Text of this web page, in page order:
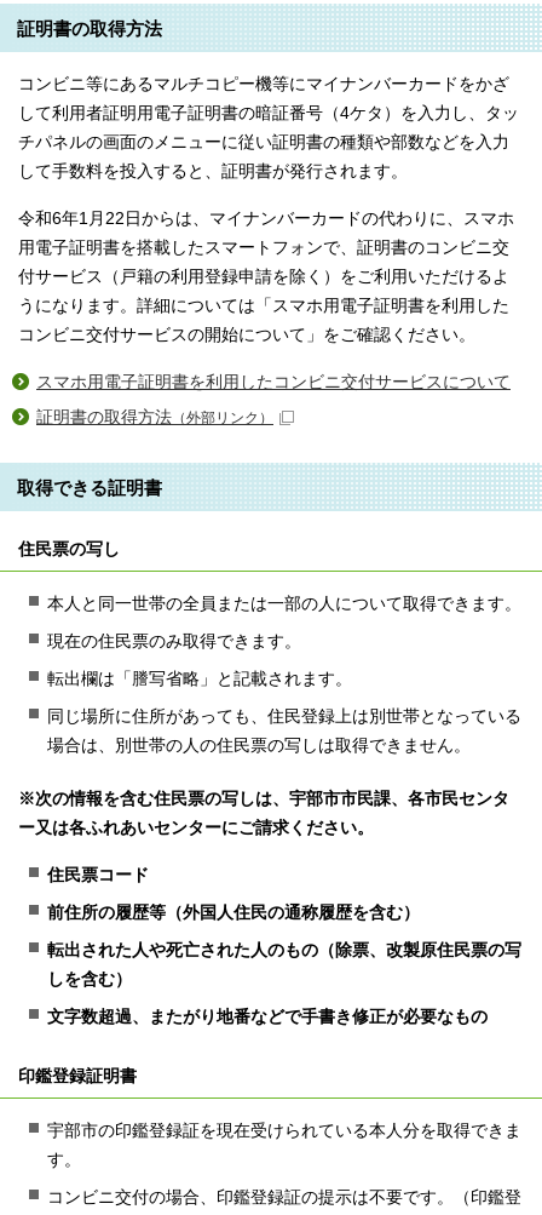
証明書の取得方法
コンビニ等にあるマルチコピー機等にマイナンバーカードをかざ
して利用者証明用電子証明書の暗証番号（4ケタ）を入力し、タッ
チパネルの画面のメニューに従い証明書の種類や部数などを入力
して手数料を投入すると、証明書が発行されます。
令和6年1月22日からは、マイナンバーカードの代わりに、スマホ
用電子証明書を搭載したスマートフォンで、証明書のコンビニ交
付サービス（戸籍の利用登録申請を除く）をご利用いただけるよ
うになります。詳細については「スマホ用電子証明書を利用した
コンビニ交付サービスの開始について」をご確認ください。
スマホ用電子証明書を利用したコンビニ交付サービスについて
証明書の取得方法 （外部リンク）
取得できる証明書
住民票の写し
本人と同一世帯の全員または一部の人について取得できます。
現在の住民票のみ取得できます。
転出欄は「謄写省略」と記載されます。
同じ場所に住所があっても、住民登録上は別世帯となっている
場合は、別世帯の人の住民票の写しは取得できません。
※次の情報を含む住民票の写しは、宇部市市民課、各市民センタ
ー又は各ふれあいセンターにご請求ください。
住民票コード
前住所の履歴等（外国人住民の通称履歴を含む）
転出された人や死亡された人のもの（除票、改製原住民票の写
しを含む）
文字数超過、またがり地番などで手書き修正が必要なもの
印鑑登録証明書
宇部市の印鑑登録証を現在受けられている本人分を取得できま
す。
コンビニ交付の場合、印鑑登録証の提示は不要です。（印鑑登